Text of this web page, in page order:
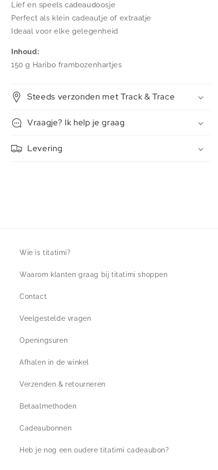
Lief en speels cadeaudoosje
Perfect als klein cadeautje of extraatje
Ideaal voor elke gelegenheid
Inhoud:
150 g Haribo frambozenhartjes
Steeds verzonden met Track & Trace
Vraagje? Ik help je graag
Levering
Wie is titatimi?
Waarom klanten graag bij titatimi shoppen
Contact
Veelgestelde vragen
Openingsuren
Afhalen in de winkel
Verzenden & retourneren
Betaalmethoden
Cadeaubonnen
Heb je nog een oudere titatimi cadeaubon?